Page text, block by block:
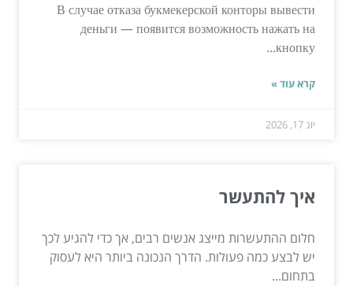
В случае отказа букмекерской конторы вывести
деньги — появится возможность нажать на
кнопку...
קרא עוד »
יונ 17, 2026
איך להתעשר
חלום ההתעשרות מייצג אנשים רבים, אך כדי להגיע לכך
יש לבצע כמה פעולות. הדרך הנכונה ביותר היא לעסוק
בתחום...